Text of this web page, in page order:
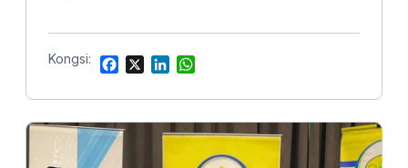
Kongsi:
F
c
e
b
o
X
n
k
e
a
t
s
A